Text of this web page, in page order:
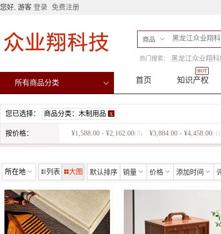
您好, 游客 登录 免费注册
商品
热门搜索： 黑龙江众业翔
所有商品分类 首页 知识产权
HOT
您已选择： 商品分类： 木制用品 x
按价格： ¥1,588.00 - ¥2,162.00(3) ¥3,884.00 - ¥4,458.00(1)
所在地 列表 大图 默认排序 销量 价格 添加时间